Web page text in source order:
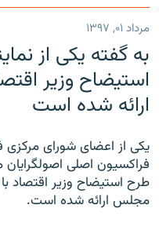
مرداد ۰۱, ۱۳۹۷
به گفته یکی از
استیضاح وزیر
ارائه شده است
یکی از اعضای شورای
فراکسیون اصلی
مجلس ارائه شده است.